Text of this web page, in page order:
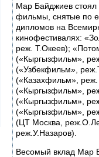
Мар Байджиев стоял
фильмы, снятые по
дипломов на
кинофестивалях:
реж. Т.Океев);
(«Кыргызфильм»,
(«Узбекфильм»,
(«Казахфильм»,
(«Кыргызфильм»,
(«Кыргызфильм»,
(«Кыргызфильм»,
(ЦТ Москва, реж.О.Лебедев);
реж.У.Назаров).
Весомый вклад Мар